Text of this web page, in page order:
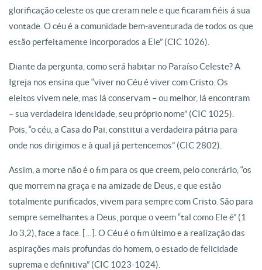
glorificação celeste os que creram nele e que ficaram fiéis á sua
vontade. O céu é a comunidade bem-aventurada de todos os que
estão perfeitamente incorporados a Ele” (CIC 1026).
Diante da pergunta, como será habitar no Paraíso Celeste? A
Igreja nos ensina que “viver no Céu é viver com Cristo. Os
eleitos vivem nele, mas lá conservam – ou melhor, lá encontram
– sua verdadeira identidade, seu próprio nome” (CIC 1025).
Pois, “o céu, a Casa do Pai, constitui a verdadeira pátria para
onde nos dirigimos e à qual já pertencemos” (CIC 2802).
Assim, a morte não é o fim para os que creem, pelo contrário, “os
que morrem na graça e na amizade de Deus, e que estão
totalmente purificados, vivem para sempre com Cristo. São para
sempre semelhantes a Deus, porque o veem “tal como Ele é” (1
Jo 3,2), face a face. […]. O Céu é o fim último e a realização das
aspirações mais profundas do homem, o estado de felicidade
suprema e definitiva” (CIC 1023-1024).